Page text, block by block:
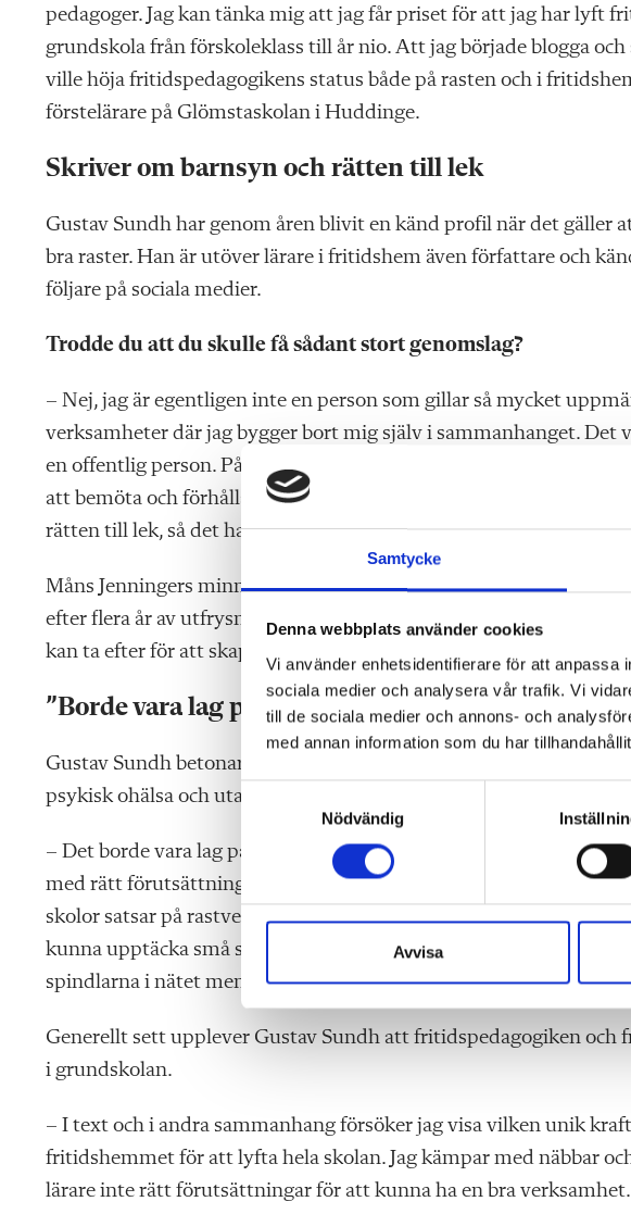
Samtycke
Denna webbplats använder cookies
Vi använder enhetsidentifierare för att anpassa
sociala medier och analysera vår trafik. Vi
till de sociala medier och annons- och
med annan information som du har
S
m
y
c
k
e
s
Nödvändig
Avvisa
pedagoger. Jag kan tänka mig att jag får priset för att jag har lyft
grundskola från förskoleklass till år nio. Att jag började blogga
ville höja fritidspedagogikens status både på rasten och i
förstelärare på Glömstaskolan i Huddinge.
Skriver om barnsyn och rätten till lek
Gustav Sundh har genom åren blivit en känd profil när det gäller
bra raster. Han är utöver lärare i fritidshem även författare och
följare på sociala medier.
Trodde du att du skulle få sådant stort genomslag?
– Nej, jag är egentligen inte en person som gillar så mycket
verksamheter där jag bygger bort mig själv i sammanhanget.
en offentlig person. På ett sätt var det mina dåvarande kollegor
att bemöta och förhålla mig till elever. Jag skriver ofta kring
rätten till lek, så det har nog bidragit till intresset från olika
Måns Jenningers minnesfond har skapats till minne av Måns
efter flera år av utfrysning och mobbning i skolan. Fondens syfte
kan ta efter för att skapa trygghet och gemenskap, står det i
”Borde vara lag på skolgårdsverksamhet”
Gustav Sundh betonar att en genomtänkt verksamhet på
psykisk ohälsa och utanförskap.
– Det borde vara lag på att alla Sveriges skolor ska ha
med rätt förutsättningar. På mina föreläsningar får jag ofta
skolor satsar på rastverksamhet. Lärare i fritidshem blir en slags
kunna upptäcka små signaler och skrida till handling för att
spindlarna i nätet men skulle inte klara jobbet utan god
Generellt sett upplever Gustav Sundh att fritidspedagogiken
i grundskolan.
– I text och i andra sammanhang försöker jag visa vilken unik
fritidshemmet för att lyfta hela skolan. Jag kämpar med näbbar
lärare inte rätt förutsättningar för att kunna ha en bra verksamhet.